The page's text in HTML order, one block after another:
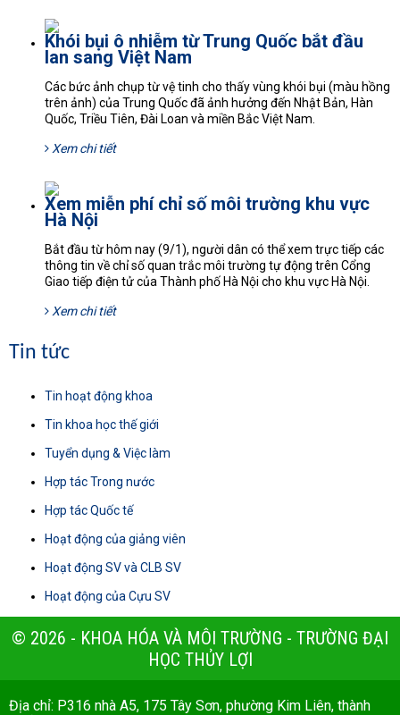
Khói bụi ô nhiễm từ Trung Quốc bắt đầu
lan sang Việt Nam
Các bức ảnh chụp từ vệ tinh cho thấy vùng khói bụi (màu hồng
trên ảnh) của Trung Quốc đã ảnh hưởng đến Nhật Bản, Hàn
Quốc, Triều Tiên, Đài Loan và miền Bắc Việt Nam.
Xem chi tiết
Xem miễn phí chỉ số môi trường khu vực
Hà Nội
Bắt đầu từ hôm nay (9/1), người dân có thể xem trực tiếp các
thông tin về chỉ số quan trắc môi trường tự động trên Cổng
Giao tiếp điện tử của Thành phố Hà Nội cho khu vực Hà Nội.
Xem chi tiết
Tin tức
Tin hoạt động khoa
Tin khoa học thế giới
Tuyển dụng & Việc làm
Hợp tác Trong nước
Hợp tác Quốc tế
Hoạt động của giảng viên
Hoạt động SV và CLB SV
Hoạt động của Cựu SV
© 2026 - KHOA HÓA VÀ MÔI TRƯỜNG - TRƯỜNG ĐẠI
HỌC THỦY LỢI
Địa chỉ: P316 nhà A5, 175 Tây Sơn, phường Kim Liên, thành